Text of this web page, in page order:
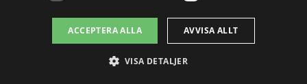
Om du letar efter stubbfräsning i
Enköping, är du på rätt plats.
ACCEPTERA ALLA AVVISA ALLT
VISA DETALJER